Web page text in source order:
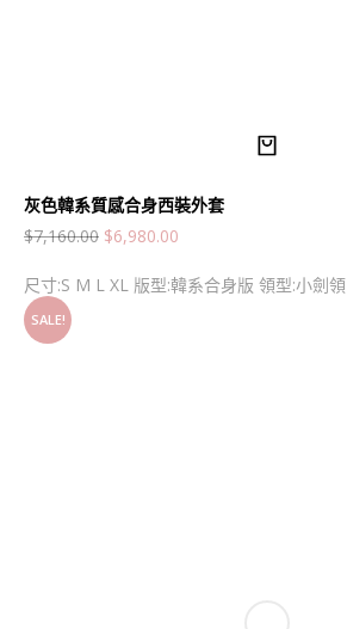
灰色韓系質感合身西裝外套
$7,160.00 $6,980.00
尺寸:S M L XL 版型:韓系合身版 領型:小劍領
SALE!